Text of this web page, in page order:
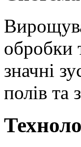
обробки
значні
полів та